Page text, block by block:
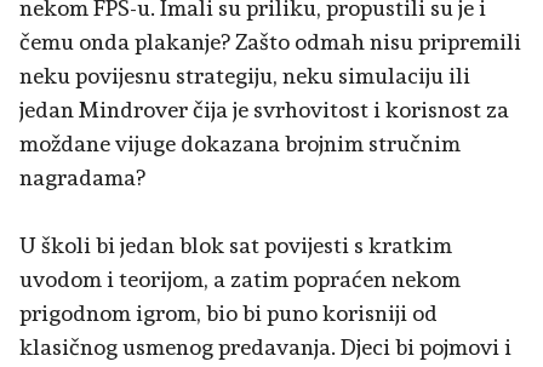
nekom FPS-u. Imali su priliku, propustili su je i
čemu onda plakanje? Zašto odmah nisu pripremili
neku povijesnu strategiju, neku simulaciju ili
jedan Mindrover čija je svrhovitost i korisnost za
moždane vijuge dokazana brojnim stručnim
nagradama?
U školi bi jedan blok sat povijesti s kratkim
uvodom i teorijom, a zatim popraćen nekom
prigodnom igrom, bio bi puno korisniji od
klasičnog usmenog predavanja. Djeci bi pojmovi i